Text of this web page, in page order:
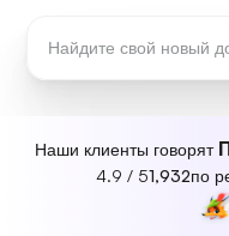
Наши клиенты говорят
4.9 / 51,932по